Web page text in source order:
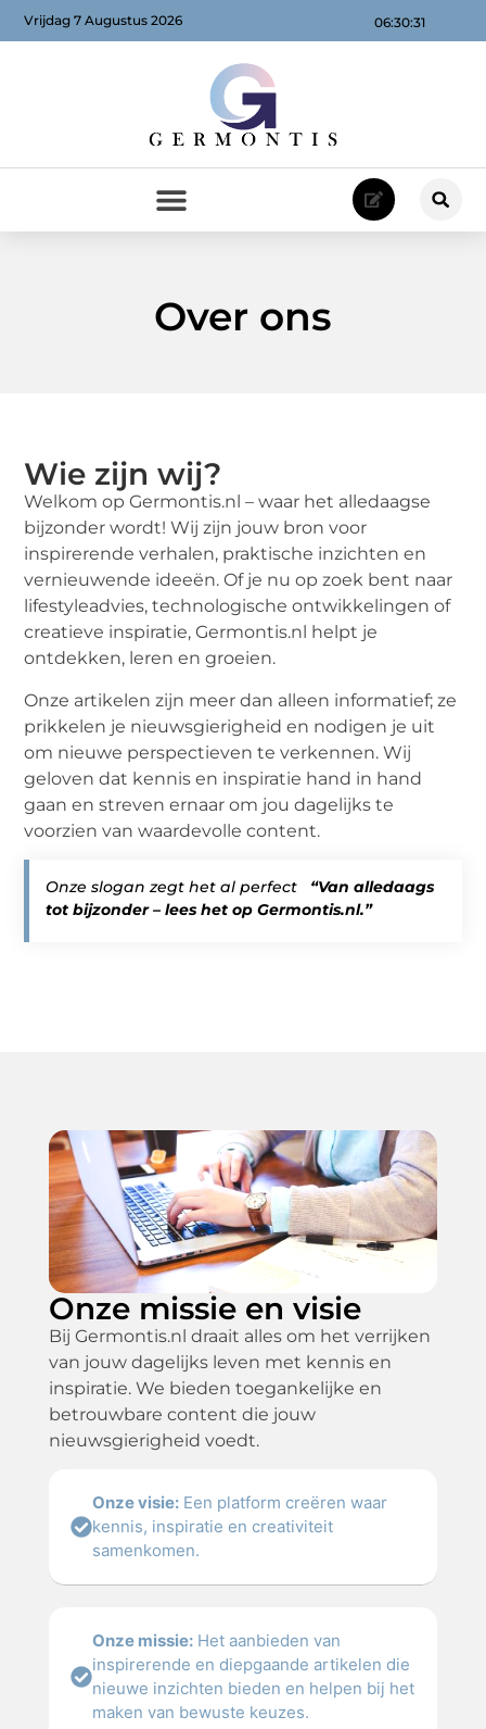
06:30:32
Vrijdag 7 Augustus 2026
Over ons
Wie zijn wij?
Welkom op Germontis.nl – waar het alledaagse
bijzonder wordt! Wij zijn jouw bron voor
inspirerende verhalen, praktische inzichten en
vernieuwende ideeën. Of je nu op zoek bent naar
lifestyleadvies, technologische ontwikkelingen of
creatieve inspiratie, Germontis.nl helpt je
ontdekken, leren en groeien.
Onze artikelen zijn meer dan alleen informatief; ze
prikkelen je nieuwsgierigheid en nodigen je uit
om nieuwe perspectieven te verkennen. Wij
geloven dat kennis en inspiratie hand in hand
gaan en streven ernaar om jou dagelijks te
voorzien van waardevolle content.
Onze slogan zegt het al perfect
“Van alledaags
tot bijzonder – lees het op Germontis.nl.”
Onze missie en visie
Bij Germontis.nl draait alles om het verrijken
van jouw dagelijks leven met kennis en
inspiratie. We bieden toegankelijke en
betrouwbare content die jouw
nieuwsgierigheid voedt.
Onze visie:Een platform creëren waar
kennis, inspiratie en creativiteit
samenkomen.
Onze missie:Het aanbieden van
inspirerende en diepgaande artikelen die
nieuwe inzichten bieden en helpen bij het
maken van bewuste keuzes.